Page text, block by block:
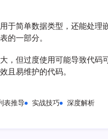
于简单数据类型，还能处
的一部分。
，但过度使用可能导致代码
且易维护的代码。
表推导 实战技巧 深度解析